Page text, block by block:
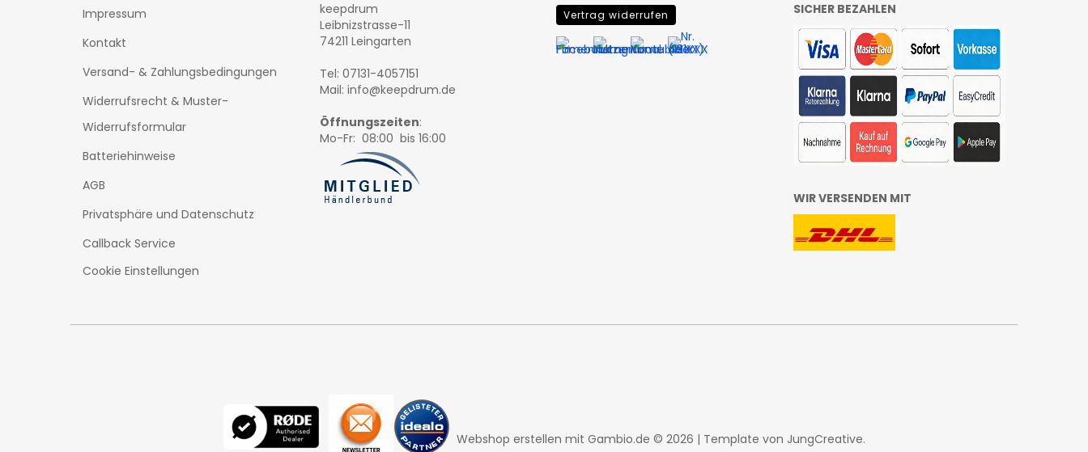
Impressum
Kontakt
Versand- & Zahlungsbedingungen
Widerrufsrecht & Muster-
Widerrufsformular
Batteriehinweise
AGB
Privatsphäre und Datenschutz
Callback Service
Cookie Einstellungen
keepdrum
Leibnizstrasse-11
74211 Leingarten
Tel: 07131-4057151
Mail: info@keepdrum.de
Öffnungszeiten:
Mo-Fr: 08:00 bis 16:00
Vertrag widerrufen SICHER BEZAHLEN
WIR VERSENDEN MIT
Webshop erstellen mit Gambio.de © 2026 | Template von JungCreative.